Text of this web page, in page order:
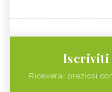
Iscriviti
Riceverai preziosi